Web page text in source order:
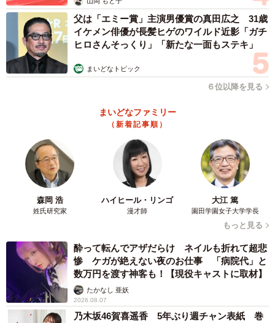
父は「エミー賞」主演男優賞の真田広之 31歳
イケメン俳優が長髪ヒゲのワイルド近影「ガチ
ヒロさんそっくり」「新たな一面もステキ」
まいどなトピック
６位以降を見る
まいどなファミリー
（新着記事順）
森岡 浩
姓氏研究家
ハイヒール・リンゴ
漫才師
大江 篤
園田学園女子大学学長
もっと見る
酔って転んでアザだらけ ネイルも折れて超悲
惨 ケガが絶えない夜のお仕事 「病院代」と
数万円を渡す神客も！【現役キャストに取材】
たかなし 亜妖
2026.08.07
乃木坂46賀喜遥香 5年ぶり週チャン表紙 巻